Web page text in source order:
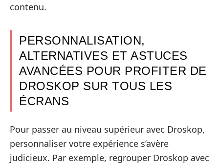
contenu.
PERSONNALISATION,
ALTERNATIVES ET ASTUCES
AVANCÉES POUR PROFITER DE
DROSKOP SUR TOUS LES
ÉCRANS
Pour passer au niveau supérieur avec Droskop,
personnaliser votre expérience s’avère
judicieux. Par exemple, regrouper Droskop avec